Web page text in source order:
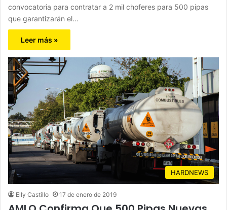
convocatoria para contratar a 2 mil choferes para 500 pipas
que garantizarán el…
Leer más »
HARDNEWS
Elly Castillo 17 de enero de 2019